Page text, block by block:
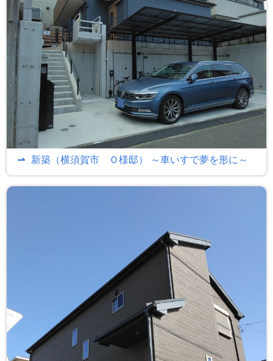
新築（横須賀市 Ｏ様邸） ～車いすで夢を形に～